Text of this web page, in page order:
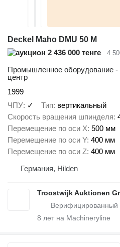
Deckel Maho DMU 50 M
2 436 000 тенге
4
Промышленное оборудование
центр
1999
ЧПУ ✓ Тип вертикальный
Скорость вращения шпинделя
Перемещение по оси X 500 мм
Перемещение по оси Y 400 мм
Перемещение по оси Z 400 мм
Германия, Hilden
Troostwijk Auktionen
8 лет на Machineryline